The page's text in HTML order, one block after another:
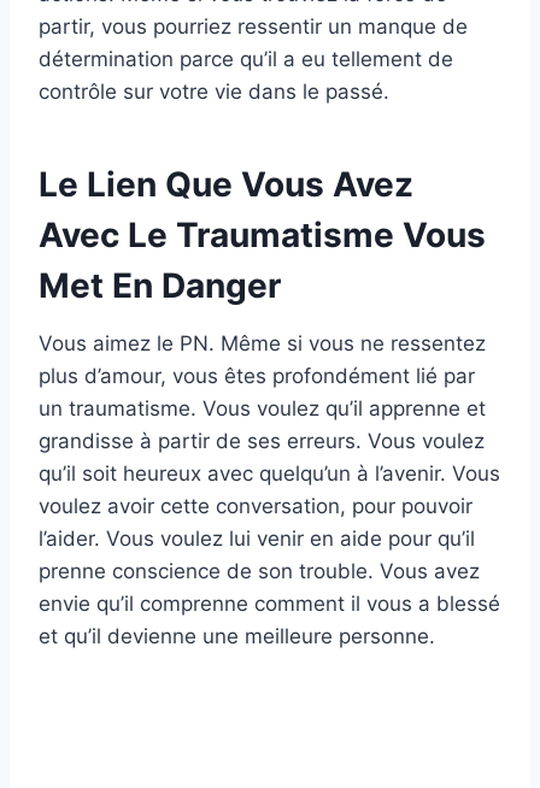
partir, vous pourriez ressentir un manque de
détermination parce qu’il a eu tellement de
contrôle sur votre vie dans le passé.
Le Lien Que Vous Avez
Avec Le Traumatisme Vous
Met En Danger
Vous aimez le PN. Même si vous ne ressentez
plus d’amour, vous êtes profondément lié par
un traumatisme. Vous voulez qu’il apprenne et
grandisse à partir de ses erreurs. Vous voulez
qu’il soit heureux avec quelqu’un à l’avenir. Vous
voulez avoir cette conversation, pour pouvoir
l’aider. Vous voulez lui venir en aide pour qu’il
prenne conscience de son trouble. Vous avez
envie qu’il comprenne comment il vous a blessé
et qu’il devienne une meilleure personne.